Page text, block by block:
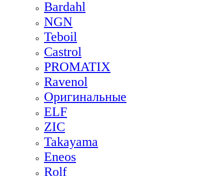
Bardahl
NGN
Teboil
Castrol
PROMATIX
Ravenol
Оригинальные
ELF
ZIC
Takayama
Eneos
Rolf